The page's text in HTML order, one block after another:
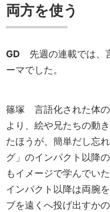
両方を使う
GD 先週の連載では、
ーマでした。
篠塚 言語化された体
より、絵や兄たちの動
たほうが、簡単だし忘
グ」のインパクト以降
もイメージで学んでい
インパクト以降は両腕
ブを遠くへ投げ出すか